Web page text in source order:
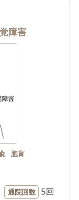
障害
胞肓
通院回数 5回